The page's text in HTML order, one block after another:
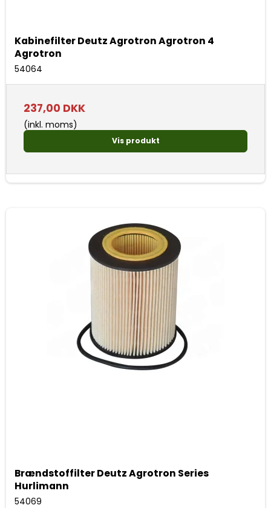
Kabinefilter Deutz Agrotron Agrotron 4
Agrotron
54064
237,00 DKK
(inkl. moms)
Vis produkt
Brændstoffilter Deutz Agrotron Series
Hurlimann
54069